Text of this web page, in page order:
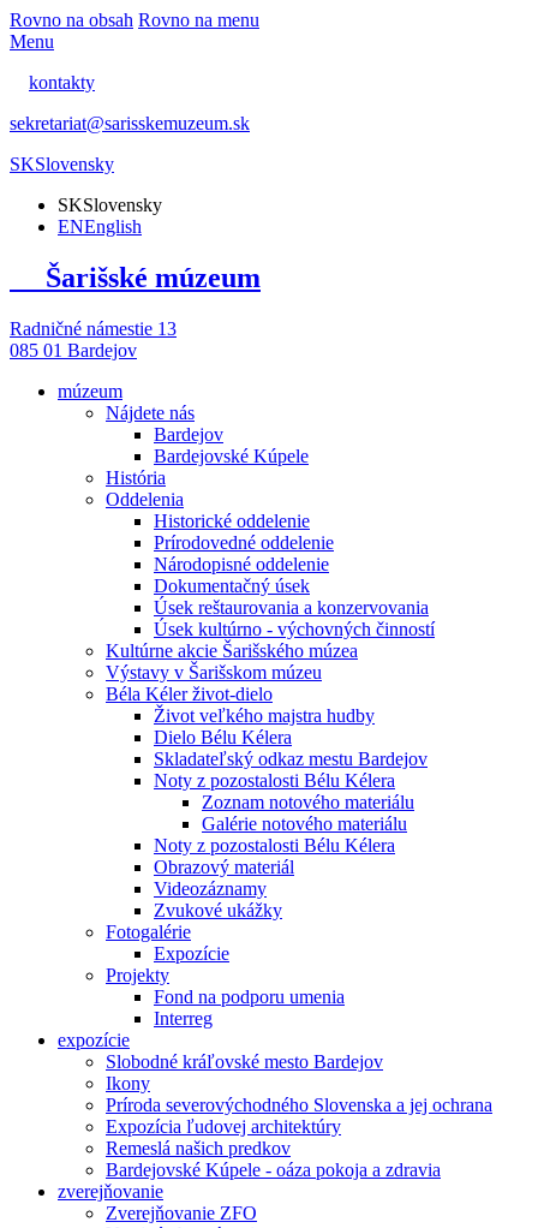
Rovno na obsah Rovno na menu
Menu
kontakty
sekretariat@sarisskemuzeum.sk
SKSlovensky
SKSlovensky
ENEnglish
Šarišské múzeum
Radničné námestie 13
085 01 Bardejov
múzeum
Nájdete nás
Bardejov
Bardejovské Kúpele
História
Oddelenia
Historické oddelenie
Prírodovedné oddelenie
Národopisné oddelenie
Dokumentačný úsek
Úsek reštaurovania a konzervovania
Úsek kultúrno - výchovných činností
Kultúrne akcie Šarišského múzea
Výstavy v Šarišskom múzeu
Béla Kéler život-dielo
Život veľkého majstra hudby
Dielo Bélu Kélera
Skladateľský odkaz mestu Bardejov
Noty z pozostalosti Bélu Kélera
Zoznam notového materiálu
Galérie notového materiálu
Noty z pozostalosti Bélu Kélera
Obrazový materiál
Videozáznamy
Zvukové ukážky
Fotogalérie
Expozície
Projekty
Fond na podporu umenia
Interreg
expozície
Slobodné kráľovské mesto Bardejov
Ikony
Príroda severovýchodného Slovenska a jej ochrana
Expozícia ľudovej architektúry
Remeslá našich predkov
Bardejovské Kúpele - oáza pokoja a zdravia
zverejňovanie
Zverejňovanie ZFO